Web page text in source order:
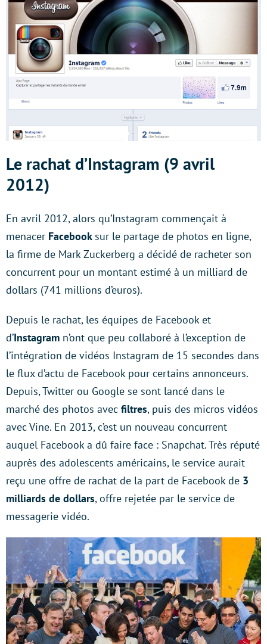
Le rachat d’Instagram (9 avril
2012)
En avril 2012, alors qu’Instagram commençait à
menacer Facebooksur le partage de photos en ligne,
la firme de Mark Zuckerberg a décidé de racheter son
concurrent pour un montant estimé à un milliard de
dollars (741 millions d’euros).
Depuis le rachat, les équipes de Facebook et
d’Instagram n’ont que peu collaboré à l’exception de
l’intégration de vidéos Instagram de 15 secondes dans
le flux d’actu de Facebook pour certains annonceurs.
Depuis, Twitter ou Google se sont lancé dans le
marché des photos avec filtres, puis des micros vidéos
avec Vine. En 2013, c’est un nouveau concurrent
auquel Facebook a dû faire face : Snapchat. Très réputé
auprès des adolescents américains, le service aurait
reçu une offre de rachat de la part de Facebook de 3
milliards de dollars, offre rejetée par le service de
messagerie vidéo.